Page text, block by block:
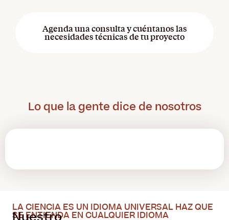
Agenda una consulta y cuéntanos las
necesidades técnicas de tu proyecto
Lo que la gente dice de nosotros
LA CIENCIA ES UN IDIOMA UNIVERSAL HAZ QUE
SE ENTIENDA EN CUALQUIER IDIOMA